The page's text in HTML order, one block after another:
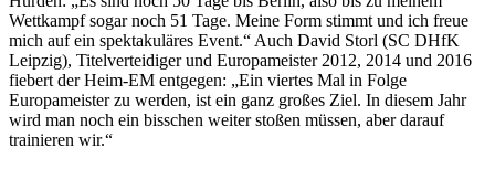
Wettkampf sogar noch 51 Tage. Meine Form stimmt und ich freue
mich auf ein spektakuläres Event.“ Auch David Storl (SC DHfK
Leipzig), Titelverteidiger und Europameister 2012, 2014 und 2016
fiebert der Heim-EM entgegen: „Ein viertes Mal in Folge
Europameister zu werden, ist ein ganz großes Ziel. In diesem Jahr
wird man noch ein bisschen weiter stoßen müssen, aber darauf
trainieren wir.“